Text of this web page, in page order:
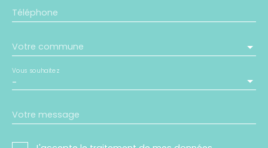
Téléphone
Votre commune
-
Vous souhaitez
Votre message